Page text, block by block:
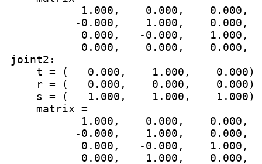
1.000,    0.000,    0.000,
-0.000,    1.000,    0.000,
0.000,   -0.000,    1.000,
0.000,    0.000,    0.000,
joint2:
    t = (   0.000,    1.000,    0.000)
    r = (   0.000,    0.000,    0.000)
    s = (   1.000,    1.000,    1.000)
    matrix =
1.000,    0.000,    0.000,
-0.000,    1.000,    0.000,
0.000,   -0.000,    1.000,
0.000,    1.000,    0.000,